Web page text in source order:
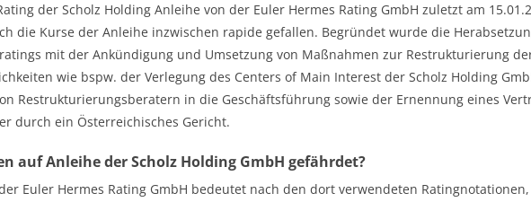
der Scholz Holding Anleihe von der Euler Hermes Rating GmbH zuletzt am
die Kurse der Anleihe inzwischen rapide gefallen. Begründet wurde die
mit der Ankündigung und Umsetzung von Maßnahmen zur Restrukturierung
wie bspw. der Verlegung des Centers of Main Interest der Scholz Holding
Restrukturierungsberatern in die Geschäftsführung sowie der Ernennung eines
durch ein Österreichisches Gericht.
auf Anleihe der Scholz Holding GmbH gefährdet?
der Euler Hermes Rating GmbH bedeutet nach den dort verwendeten